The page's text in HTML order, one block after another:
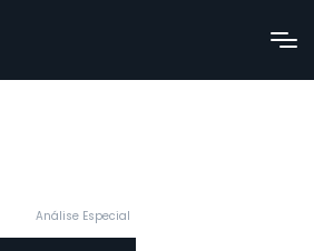
Análise Especial